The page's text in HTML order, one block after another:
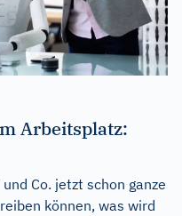
Arbeitsplatz:
Co. jetzt schon ganze
können, was wird